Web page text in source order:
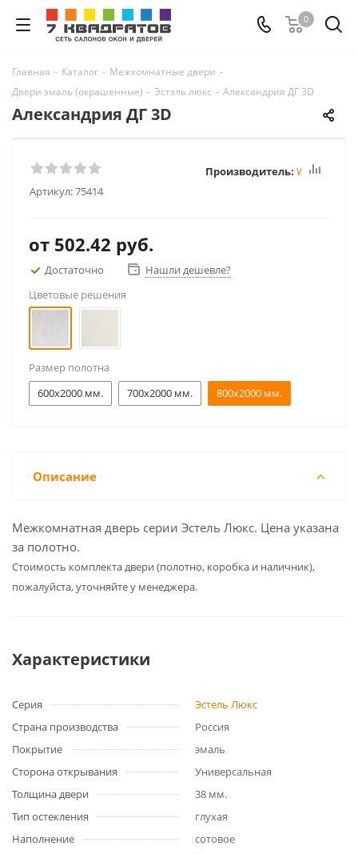
0
Главная - Каталог - Межкомнатные двери -
Двери эмаль (окрашенные) - Эстэль люкс - Александрия ДГ 3D
Александрия ДГ 3D
Артикул:75414
Производитель: Winter
от 502.42 руб.
Достаточно
Нашли дешевле?
Цветовые решения
Размер полотна
600x2000 мм.
700x2000 мм. 800x2000 мм.
Описание
Межкомнатная дверь серии Эстель Люкс. Цена указана
за полотно.
Cтоимость комплекта двери (полотно, коробка и наличник),
пожалуйста, уточняйте у менеджера.
Характеристики
Серия
Эстель Люкс
Страна производства
Россия
Покрытие
эмаль
Сторона открывания
Универсальная
Толщина двери
38 мм.
Тип остекления
глухая
Наполнение
сотовое